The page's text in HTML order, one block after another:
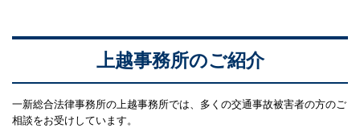
上越事務所のご紹介
一新総合法律事務所の上越事務所では、多くの交通事故被害者の方のご
相談をお受けしています。